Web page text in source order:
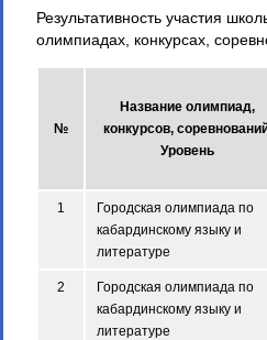
Результативность участия
олимпиадах, конкурсах,
№
Название олимпиад,
конкурсов,
Уровень
1
Городская олимпиада по
кабардинскому языку и
литературе
2
Городская олимпиада по
кабардинскому языку и
литературе